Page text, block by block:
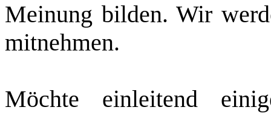
Meinung bilden. Wir
mitnehmen.
Möchte einleitend